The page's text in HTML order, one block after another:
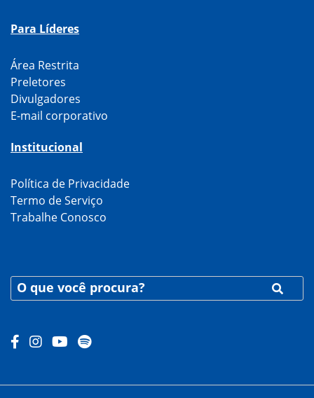
Para Líderes
Área Restrita
Preletores
Divulgadores
E-mail corporativo
Institucional
Política de Privacidade
Termo de Serviço
Trabalhe Conosco